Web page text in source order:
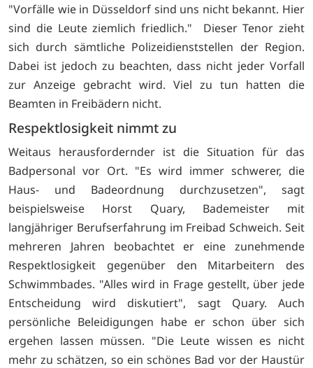
"Vorfälle wie in Düsseldorf sind uns nicht bekannt. Hier
sind die Leute ziemlich friedlich." Dieser Tenor zieht
sich durch sämtliche Polizeidienststellen der Region.
Dabei ist jedoch zu beachten, dass nicht jeder Vorfall
zur Anzeige gebracht wird. Viel zu tun hatten die
Beamten in Freibädern nicht.
Respektlosigkeit nimmt zu
Weitaus herausfordernder ist die Situation für das
Badpersonal vor Ort. "Es wird immer schwerer, die
Haus- und Badeordnung durchzusetzen", sagt
beispielsweise Horst Quary, Bademeister mit
langjähriger Berufserfahrung im Freibad Schweich. Seit
mehreren Jahren beobachtet er eine zunehmende
Respektlosigkeit gegenüber den Mitarbeitern des
Schwimmbades. "Alles wird in Frage gestellt, über jede
Entscheidung wird diskutiert", sagt Quary. Auch
persönliche Beleidigungen habe er schon über sich
ergehen lassen müssen. "Die Leute wissen es nicht
mehr zu schätzen, so ein schönes Bad vor der Haustür